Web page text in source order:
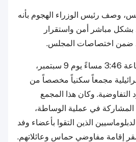
وصف رئيس الوزراء الهجوم بأنه
بشكل مباشر أمن واستقرار
ضمن اختصاصات المجلس.
وأوضح أنه في تمام الساعة 3:46 مساءً يوم 9 سبتمبر،
مجمعاً سكنياً مخصصاً من
التفاوضية. وكان هذا المجمع
في عملية الوساطة،
الذين التقوا بأعضاء وفد
إقامة مفاوضي حماس وعائلاتهم.